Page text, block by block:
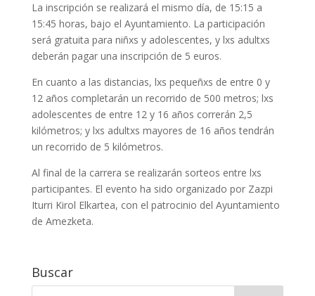
La inscripción se realizará el mismo día, de 15:15 a
15:45 horas, bajo el Ayuntamiento. La participación
será gratuita para niñxs y adolescentes, y lxs adultxs
deberán pagar una inscripción de 5 euros.
En cuanto a las distancias, lxs pequeñxs de entre 0 y
12 años completarán un recorrido de 500 metros; lxs
adolescentes de entre 12 y 16 años correrán 2,5
kilómetros; y lxs adultxs mayores de 16 años tendrán
un recorrido de 5 kilómetros.
Al final de la carrera se realizarán sorteos entre lxs
participantes. El evento ha sido organizado por Zazpi
Iturri Kirol Elkartea, con el patrocinio del Ayuntamiento
de Amezketa.
Buscar